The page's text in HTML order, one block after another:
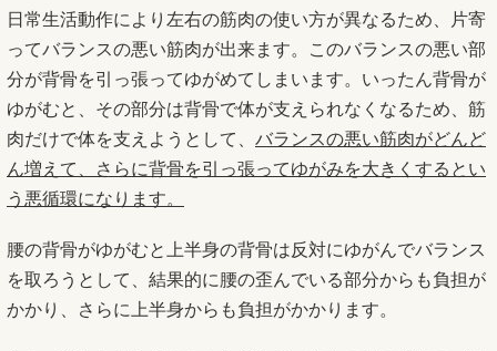
日常生活動作により左右の筋肉の使い方が異なるため、片寄
ってバランスの悪い筋肉が出来ます。このバランスの悪い部
分が背骨を引っ張ってゆがめてしまいます。いったん背骨が
ゆがむと、その部分は背骨で体が支えられなくなるため、筋
肉だけで体を支えようとして、 バランスの悪い筋肉がどんど
ん増えて、さらに背骨を引っ張ってゆがみを大きくするとい
う悪循環になります。
腰の背骨がゆがむと上半身の背骨は反対にゆがんでバランス
を取ろうとして、結果的に腰の歪んでいる部分からも負担が
かかり、さらに上半身からも負担がかかります。